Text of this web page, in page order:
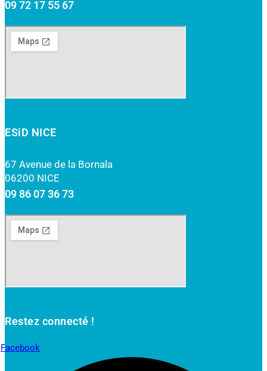
09 72 17 55 67
ESiD NICE
67 Avenue de la Bornala
06200 NICE
09 86 07 36 73
Restez connecté !
Facebook